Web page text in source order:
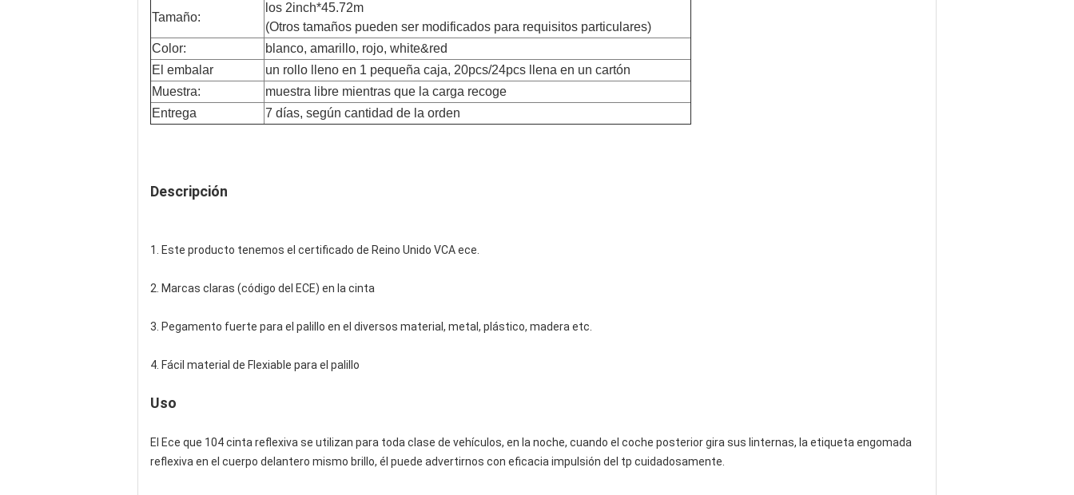
Tamaño:
los 2inch*45.72m
(Otros tamaños pueden ser modificados para requisitos particulares)
Color:
blanco, amarillo, rojo, white&red
El embalar
un rollo lleno en 1 pequeña caja, 20pcs/24pcs llena en un cartón
Muestra:
muestra libre mientras que la carga recoge
Entrega
7 días, según cantidad de la orden
Descripción
1. Este producto tenemos el certificado de Reino Unido VCA ece.
2. Marcas claras (código del ECE) en la cinta
3. Pegamento fuerte para el palillo en el diversos material, metal, plástico, madera etc.
4. Fácil material de Flexiable para el palillo
Uso
El Ece que 104 cinta reflexiva se utilizan para toda clase de vehículos, en la noche, cuando el coche posterior gira sus linternas, la etiqueta engomada
reflexiva en el cuerpo delantero mismo brillo, él puede advertirnos con eficacia impulsión del tp cuidadosamente.